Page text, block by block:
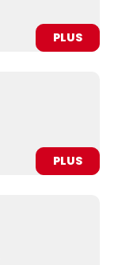
PLUS
PLUS